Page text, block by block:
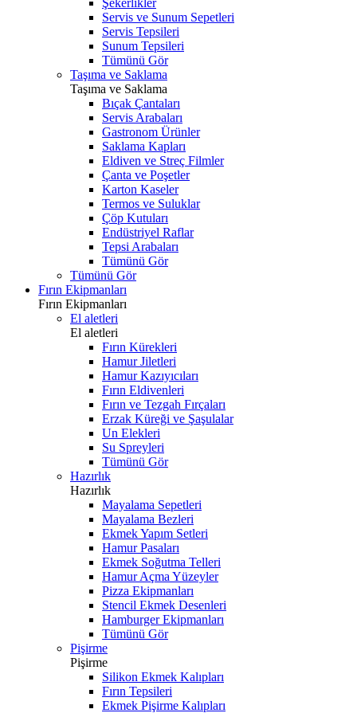
Şekerlikler
Servis ve Sunum Sepetleri
Servis Tepsileri
Sunum Tepsileri
Tümünü Gör
Taşıma ve Saklama
Taşıma ve Saklama
Bıçak Çantaları
Servis Arabaları
Gastronom Ürünler
Saklama Kapları
Eldiven ve Streç Filmler
Çanta ve Poşetler
Karton Kaseler
Termos ve Suluklar
Çöp Kutuları
Endüstriyel Raflar
Tepsi Arabaları
Tümünü Gör
Tümünü Gör
Fırın Ekipmanları
Fırın Ekipmanları
El aletleri
El aletleri
Fırın Kürekleri
Hamur Jiletleri
Hamur Kazıyıcıları
Fırın Eldivenleri
Fırın ve Tezgah Fırçaları
Erzak Küreği ve Şaşulalar
Un Elekleri
Su Spreyleri
Tümünü Gör
Hazırlık
Hazırlık
Mayalama Sepetleri
Mayalama Bezleri
Ekmek Yapım Setleri
Hamur Pasaları
Ekmek Soğutma Telleri
Hamur Açma Yüzeyler
Pizza Ekipmanları
Stencil Ekmek Desenleri
Hamburger Ekipmanları
Tümünü Gör
Pişirme
Pişirme
Silikon Ekmek Kalıpları
Fırın Tepsileri
Ekmek Pişirme Kalıpları